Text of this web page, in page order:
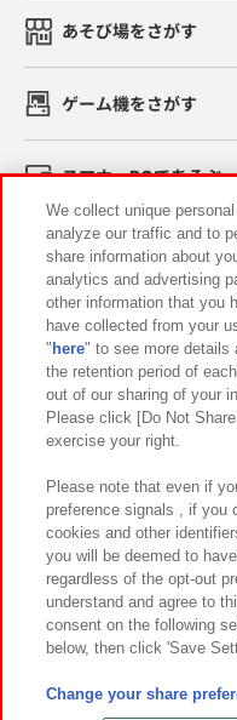
あそび場をさがす
ゲーム機をさがす
スマホ・PCであそぶ
イベント・キャンペーン
関連会社 サス
プライバシーポリシー
お取引先さまととも
カスタマーハラスメント対応
©Bandai
©Bandai
We collect unique
analyze our traffic and to
share information about
analytics and advertising
other information that you
have collected from your
" here" to see more details
the retention period of
out of our sharing of your
Please click [Do Not
exercise your right.
Please note that even if
preference signals , if you
cookies and other
you will be deemed to
regardless of the opt-out
understand and agree to
consent on the following
below, then click 'Save
Change your share